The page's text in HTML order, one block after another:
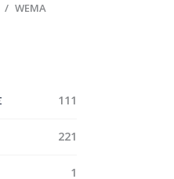
WEMA
111
221
1